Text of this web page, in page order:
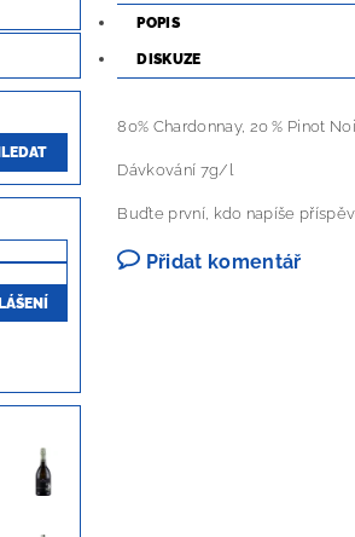
POPIS
DISKUZE
80% Chardonnay, 20 % Pinot
Dávkování 7g/l
Buďte první, kdo napíše
Přidat komentář